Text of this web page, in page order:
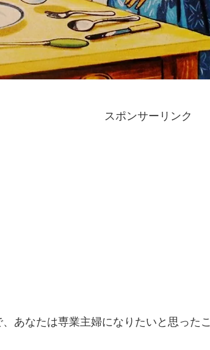
スポンサーリンク
あなたは専業主婦になりたいと思った